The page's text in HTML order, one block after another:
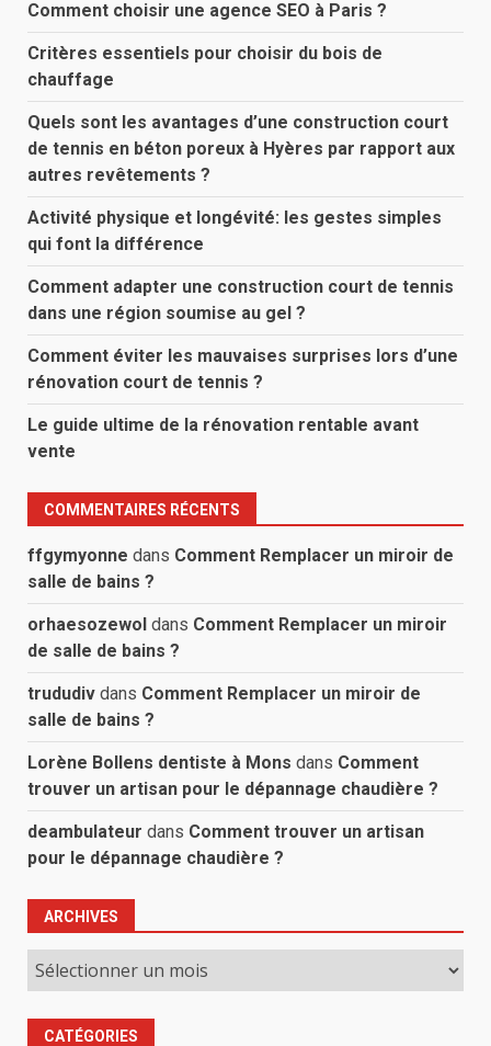
Comment choisir une agence SEO à Paris ?
Critères essentiels pour choisir du bois de
chauffage
Quels sont les avantages d’une construction court
de tennis en béton poreux à Hyères par rapport aux
autres revêtements ?
Activité physique et longévité: les gestes simples
qui font la différence
Comment adapter une construction court de tennis
dans une région soumise au gel ?
Comment éviter les mauvaises surprises lors d’une
rénovation court de tennis ?
Le guide ultime de la rénovation rentable avant
vente
COMMENTAIRES RÉCENTS
ffgymyonne dans Comment Remplacer un miroir de
salle de bains ?
orhaesozewol dans Comment Remplacer un miroir
de salle de bains ?
trududiv dans Comment Remplacer un miroir de
salle de bains ?
Lorène Bollens dentiste à Mons dans Comment
trouver un artisan pour le dépannage chaudière ?
deambulateur dans Comment trouver un artisan
pour le dépannage chaudière ?
ARCHIVES
Archives
CATÉGORIES